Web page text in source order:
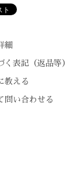
細
表記（返品等）
教える
問い合わせる